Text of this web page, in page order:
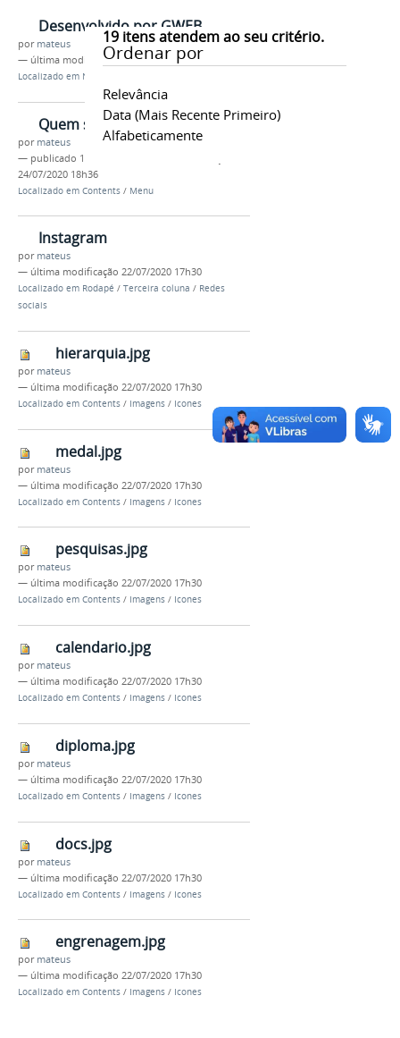
19itens atendem ao seu critério.
Ordenar por
Relevância
Data (mais Recente Primeiro)
Alfabeticamente
Desenvolvido por GWEB
por mateus
— última modificação22/07/2020 17h30
Localizado em Navegação
Quem somos?
por mateus
— publicado 12/04/2019
24/07/2020 18h36
Localizado em Contents / Menu
Instagram
por mateus
— última modificação 22/07/2020 17h30
Localizado em Rodapé / Terceira coluna / Redes
sociais
hierarquia.jpg
por mateus
— última modificação 22/07/2020 17h30
Localizado em Contents / Imagens / Icones
medal.jpg
por mateus
— última modificação 22/07/2020 17h30
Localizado em Contents / Imagens / Icones
pesquisas.jpg
por mateus
— última modificação 22/07/2020 17h30
Localizado em Contents / Imagens / Icones
calendario.jpg
por mateus
— última modificação 22/07/2020 17h30
Localizado em Contents / Imagens / Icones
diploma.jpg
por mateus
— última modificação 22/07/2020 17h30
Localizado em Contents / Imagens / Icones
docs.jpg
por mateus
— última modificação 22/07/2020 17h30
Localizado em Contents / Imagens / Icones
engrenagem.jpg
por mateus
— última modificação 22/07/2020 17h30
Localizado em Contents / Imagens / Icones